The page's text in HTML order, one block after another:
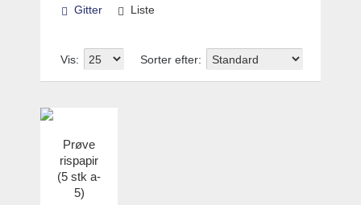
Gitter Liste
Vis: Sorter efter:
Prøve
rispapir
(5 stk a-
5)